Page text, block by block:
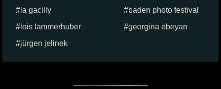
la gacilly
baden photo festival
lois lammerhuber
georgina ebeyan
jürgen jelinek